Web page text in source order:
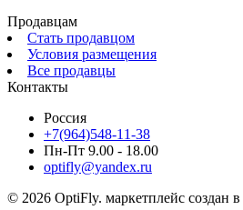
Продавцам
Стать продавцом
Условия размещения
Все продавцы
Контакты
Россия
+7(964)548-11-38
Пн-Пт 9.00 - 18.00
optifly@yandex.ru
© 2026 OptiFly. маркетплейс создан в